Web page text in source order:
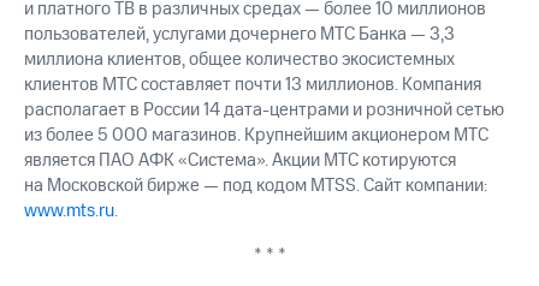
и платного ТВ в различных средах — более 10 миллионов
пользователей, услугами дочернего МТС Банка — 3,3
миллиона клиентов, общее количество экосистемных
клиентов МТС составляет почти 13 миллионов. Компания
располагает в России 14 дата-центрами и розничной сетью
из более 5 000 магазинов. Крупнейшим акционером МТС
является ПАО АФК «Система». Акции МТС котируются
на Московской бирже — под кодом MTSS. Сайт компании:
www.mts.ru.
* * *